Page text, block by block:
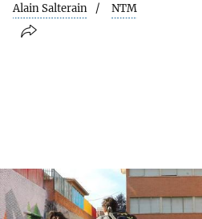
Alain Salterain NTM